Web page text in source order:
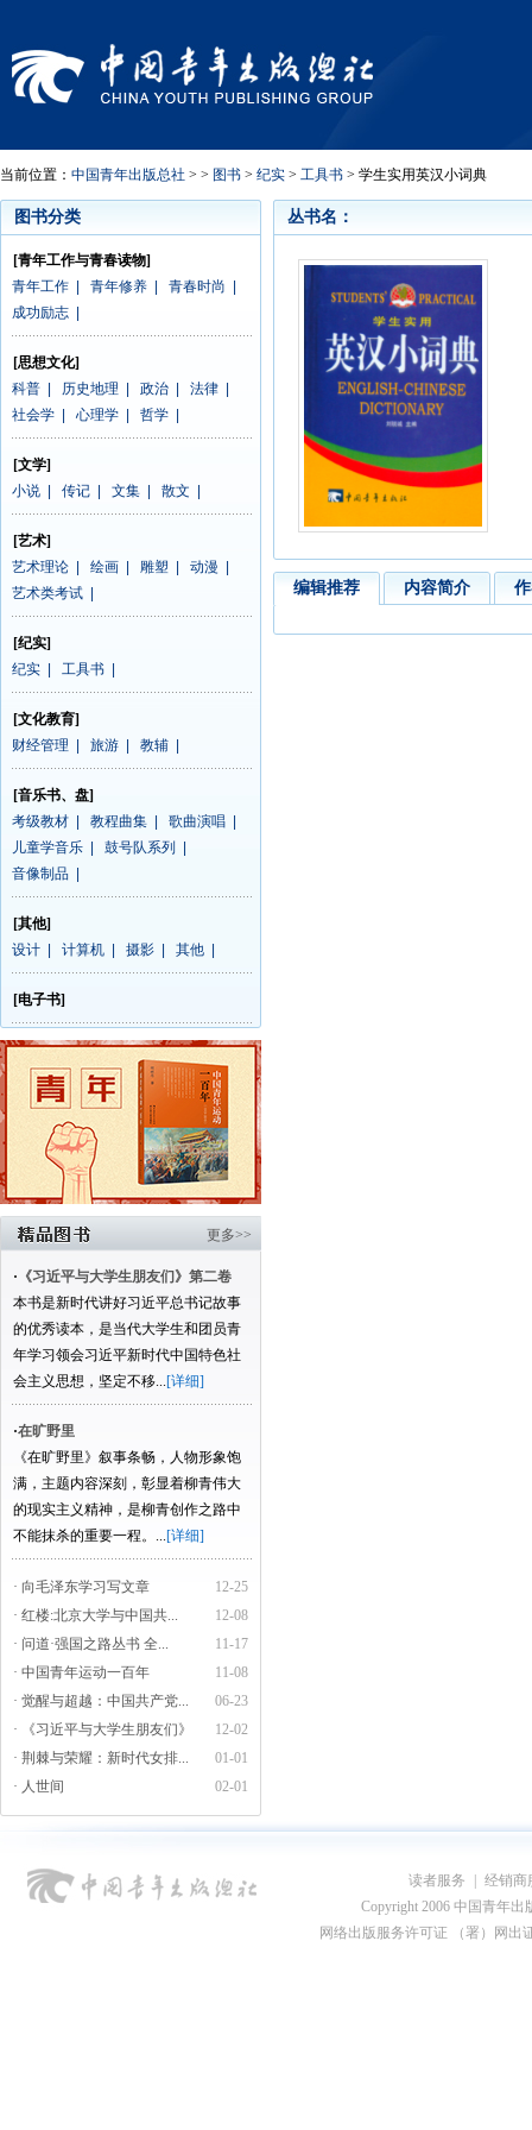
当前位置： 中国青年出版总社 > > 图书 > 纪实 > 工具书 > 学生实用英汉小词典
图书分类
[青年工作与青春读物]
青年工作
青年修养 青春时尚
成功励志
[思想文化]
科普
历史地理 政治 法律
社会学
心理学 哲学
[文学]
小说
传记 文集 散文
[艺术]
艺术理论
绘画 雕塑 动漫
艺术类考试
[纪实]
纪实
工具书
[文化教育]
财经管理
旅游 教辅
[音乐书、盘]
考级教材
教程曲集 歌曲演唱
儿童学音乐
鼓号队系列
音像制品
[其他]
设计
计算机 摄影 其他
[电子书]
更多>>
· 《习近平与大学生朋友们》第二卷
本书是新时代讲好习近平总书记故事
的优秀读本，是当代大学生和团员青
年学习领会习近平新时代中国特色社
会主义思想，坚定不移...[详细]
·在旷野里
《在旷野里》叙事条畅，人物形象饱
满，主题内容深刻，彰显着柳青伟大
的现实主义精神，是柳青创作之路中
不能抹杀的重要一程。...[详细]
12-25
· 向毛泽东学习写文章
12-08
· 红楼:北京大学与中国共...
11-17
· 问道·强国之路丛书 全...
11-08
· 中国青年运动一百年
06-23
· 觉醒与超越：中国共产党...
12-02
· 《习近平与大学生朋友们》
01-01
· 荆棘与荣耀：新时代女排...
02-01
· 人世间
丛书名：
编辑推荐 内容简介
读者服务
经销商
Copyright 2006 中国青年出
网络出版服务许可证 （署）网出